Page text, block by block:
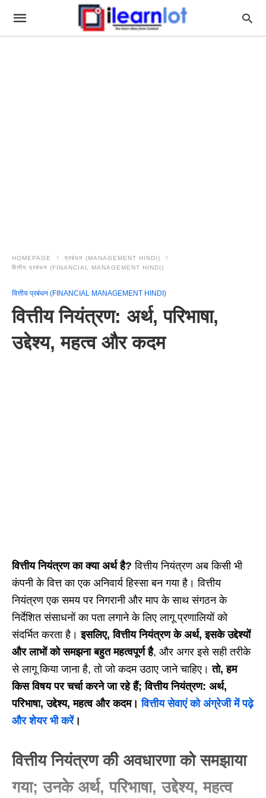
HOMEPAGE
प्रबंधन (MANAGEMENT HINDI)
वित्तीय प्रबंधन (FINANCIAL MANAGEMENT HINDI)
वित्तीय प्रबंधन (FINANCIAL MANAGEMENT HINDI)
वित्तीय नियंत्रण: अर्थ, परिभाषा,
उद्देश्य, महत्व और कदम
वित्तीय नियंत्रण का क्या अर्थ है? वित्तीय नियंत्रण अब किसी भी
कंपनी के वित्त का एक अनिवार्य हिस्सा बन गया है। वित्तीय
नियंत्रण एक समय पर निगरानी और माप के साथ संगठन के
निर्देशित संसाधनों का पता लगाने के लिए लागू प्रणालियों को
संदर्भित करता है।इसलिए, वित्तीय नियंत्रण के अर्थ, इसके उद्देश्यों
और लाभों को समझना बहुत महत्वपूर्ण है, और अगर इसे सही तरीके
से लागू किया जाना है, तो जो कदम उठाए जाने चाहिए।तो, हम
किस विषय पर चर्चा करने जा रहे हैं; वित्तीय नियंत्रण: अर्थ,
परिभाषा, उद्देश्य, महत्व और कदम।वित्तीय सेवाएं को अंग्रेजी में पढ़े
और शेयर भी करें।
वित्तीय नियंत्रण की अवधारणा को समझाया
गया; उनके अर्थ, परिभाषा, उद्देश्य, महत्व